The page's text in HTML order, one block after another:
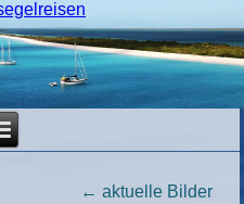
← aktuelle Bilder